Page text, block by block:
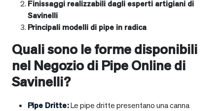
Finissaggi realizzabili dagli esperti artigiani di
Savinelli
Principali modelli di pipe in radica
Quali sono le forme disponibili
nel Negozio di Pipe Online di
Savinelli?
Pipe Dritte:Le pipe dritte presentano una canna